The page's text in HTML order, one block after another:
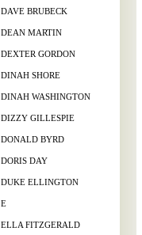
DAVE BRUBECK
DEAN MARTIN
DEXTER GORDON
DINAH SHORE
DINAH WASHINGTON
DIZZY GILLESPIE
DONALD BYRD
DORIS DAY
DUKE ELLINGTON
E
ELLA FITZGERALD